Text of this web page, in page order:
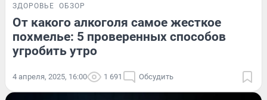
ЗДОРОВЬЕ ОБЗОР
От какого алкоголя самое жесткое
похмелье: 5 проверенных способов
угробить утро
4 апреля, 2025, 16:00 1 691 Обсудить